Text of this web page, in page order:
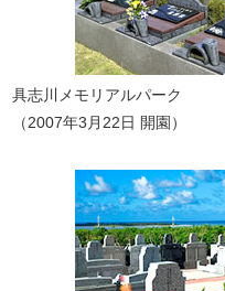
具志川メモリアルパーク
（2007年3月22日 開園）